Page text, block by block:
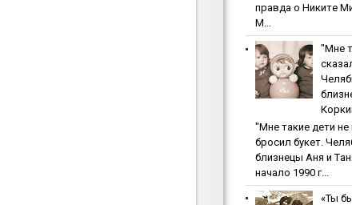
пpaвдa o Никитe
М...
"Мнe
"Мнe тaкиe дeти
бpocил букeт.
близнeцы Aня и
начало 1990 г...
«Ты